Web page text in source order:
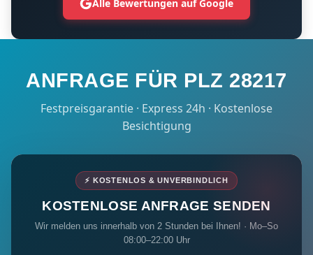
Alle Bewertungen auf Google
ANFRAGE FÜR PLZ 28217
Festpreisgarantie · Express 24h · Kostenlose
Besichtigung
⚡ KOSTENLOS & UNVERBINDLICH
KOSTENLOSE ANFRAGE SENDEN
Wir melden uns innerhalb von 2 Stunden bei Ihnen! · Mo–So
08:00–22:00 Uhr